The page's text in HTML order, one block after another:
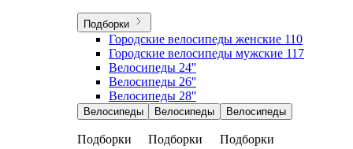
Подборки
Городские велосипеды женские 110
Городские велосипеды мужские 117
Велосипеды 24''
Велосипеды 26''
Велосипеды 28''
Велосипеды
Подборки
Велосипеды
Подборки
Велосипеды
Подборки